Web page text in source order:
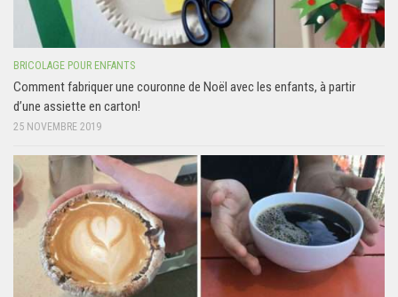
BRICOLAGE POUR ENFANTS
Comment fabriquer une couronne de Noël avec les enfants, à partir
d’une assiette en carton!
25 NOVEMBRE 2019